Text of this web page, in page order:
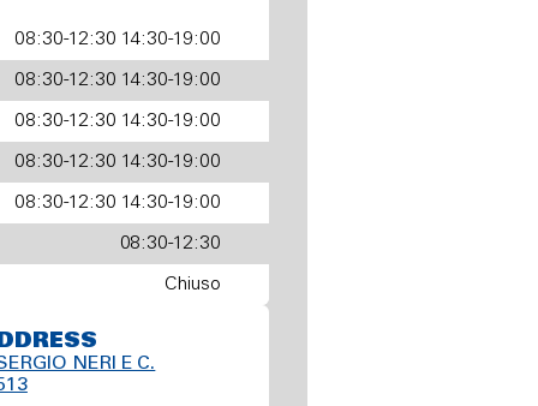
08:30-12:30 14:30-19:00
08:30-12:30 14:30-19:00
08:30-12:30 14:30-19:00
08:30-12:30 14:30-19:00
08:30-12:30 14:30-19:00
08:30-12:30
Chiuso
NERI E C.